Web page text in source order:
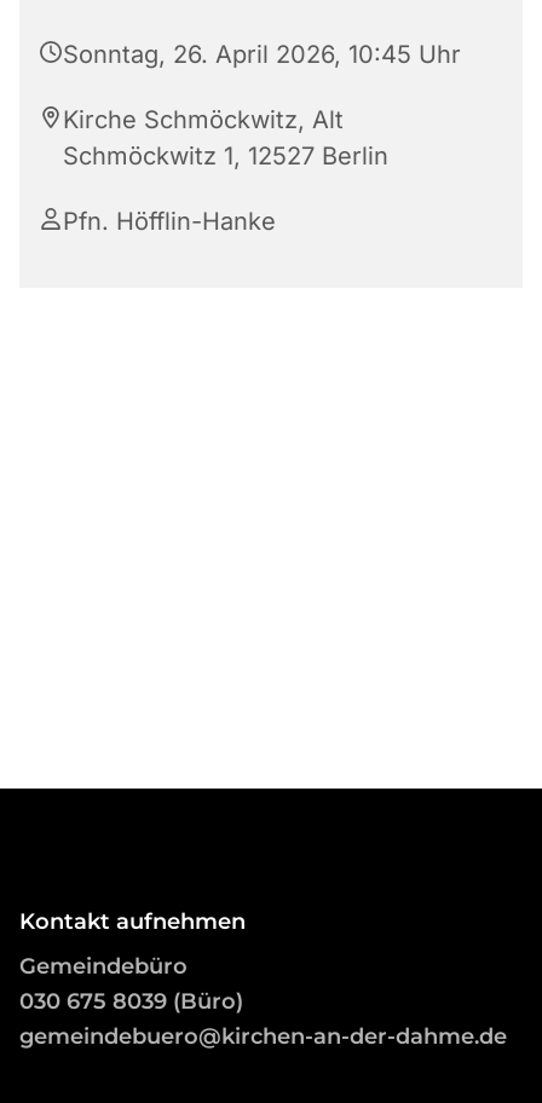
Sonntag, 26. April 2026, 10:45 Uhr
Kirche Schmöckwitz, Alt
Schmöckwitz 1, 12527 Berlin
Pfn. Höfflin-Hanke
Kontakt aufnehmen
Gemeindebüro
030 675 8039 (Büro)
gemeindebuero@kirchen-an-der-dahme.de